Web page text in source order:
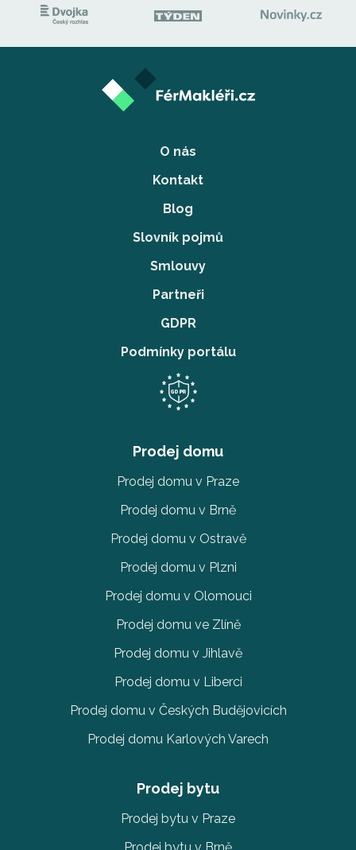
O nás
Kontakt
Blog
Slovník pojmů
Smlouvy
Partneři
GDPR
Podmínky portálu
Prodej domu
Prodej domu v Praze
Prodej domu v Brně
Prodej domu v Ostravě
Prodej domu v Plzni
Prodej domu v Olomouci
Prodej domu ve Zlíně
Prodej domu v Jihlavě
Prodej domu v Liberci
Prodej domu v Českých Budějovicích
Prodej domu Karlových Varech
Prodej bytu
Prodej bytu v Praze